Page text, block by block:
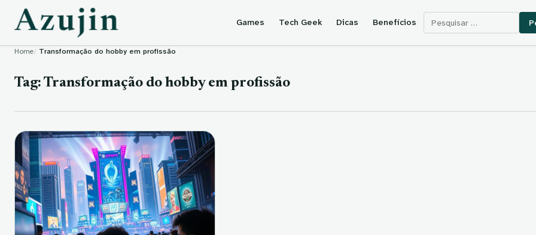
Skip to content
Games Tech Geek Dicas Benefícios Pesquisar por:
Home Transformação do hobby em profissão
Tag: Transformação do hobby em profissão